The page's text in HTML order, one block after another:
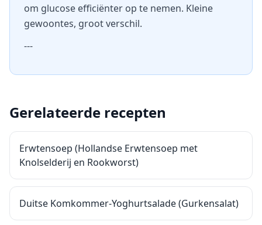
om glucose efficiënter op te nemen. Kleine
gewoontes, groot verschil.
---
Gerelateerde recepten
Erwtensoep (Hollandse Erwtensoep met
Knolselderij en Rookworst)
Duitse Komkommer-Yoghurtsalade (Gurkensalat)